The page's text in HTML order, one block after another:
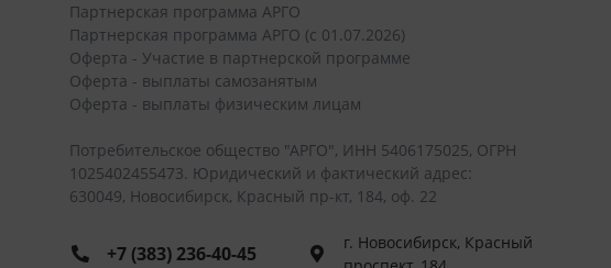
Партнерская программа АРГО
Партнерская программа АРГО (с 01.07.2026)
Оферта - Участие в партнерской программе
Оферта - выплаты самозанятым
Оферта - выплаты физическим лицам
Потребительское общество "АРГО", ИНН 5406175025, ОГРН
1025402455473. Юридический и фактический адрес:
630049, Новосибирск, Красный пр-кт, 184, оф. 22
+7 (383) 236-40-45
г. Новосибирск, Красный